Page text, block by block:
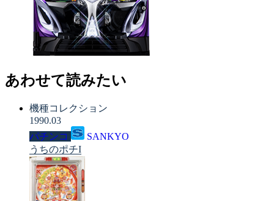
あわせて読みたい
機種コレクション
1990.03
パチンコ
SANKYO
うちのポチI